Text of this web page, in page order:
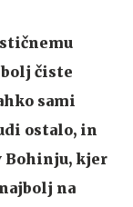
čiste
sami
ostalo, in
Bohinju, kjer
na